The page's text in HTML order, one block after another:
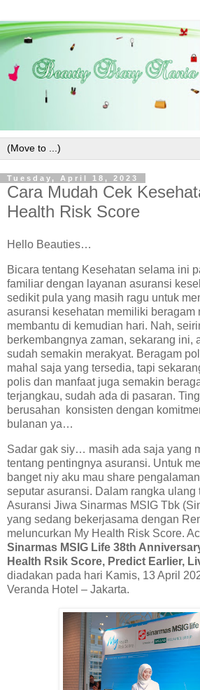
Tuesday, April 18, 2023
Cara Mudah Cek
Health Risk Score
Hello Beauties…
Bicara tentang Kesehatan selama ini
familiar dengan layanan asuransi
sedikit pula yang masih ragu untuk
asuransi kesehatan memiliki beragam
membantu di kemudian hari. Nah,
berkembangnya zaman, sekarang ini,
sudah semakin merakyat. Beragam
mahal saja yang tersedia, tapi
polis dan manfaat juga semakin
terjangkau, sudah ada di pasaran.
berusahan konsisten dengan
bulanan ya…
Sadar gak siy… masih ada saja yang
tentang pentingnya asuransi. Untuk
banget niy aku mau share
seputar asuransi. Dalam rangka ulang
Asuransi Jiwa Sinarmas MSIG Tbk
yang sedang bekerjasama dengan
meluncurkan My Health Risk Score.
Sinarmas MSIG Life 38th
Health Rsik Score, Predict Earlier,
diadakan pada hari Kamis, 13 April
Veranda Hotel – Jakarta.